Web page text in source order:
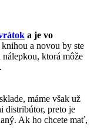
a je vo
a novou by ste
ktorá môže
máme však už
distribútor, preto je
Ak ho chcete mať,